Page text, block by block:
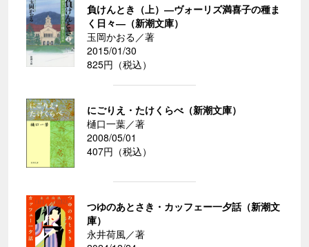
負けんとき（上）―ヴォーリズ満喜子の種ま
く日々―（新潮文庫）
玉岡かおる／著
2015/01/30
825円（税込）
にごりえ・たけくらべ（新潮文庫）
樋口一葉／著
2008/05/01
407円（税込）
つゆのあとさき・カッフェー一夕話（新潮文
庫）
永井荷風／著